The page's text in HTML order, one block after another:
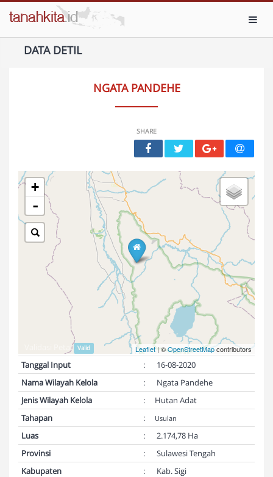
DATA DETIL
NGATA PANDEHE
SHARE
+
-
Leaflet | ©OpenStreetMapcontributors
Validasi Peta: Valid
Tanggal Input :
16-08-2020
Nama Wilayah Kelola
:
Ngata Pandehe
Jenis Wilayah Kelola
:
Hutan Adat
Tahapan
: Usulan
Luas :
2.174,78 Ha
Provinsi
:
Sulawesi Tengah
Kabupaten
:
Kab. Sigi